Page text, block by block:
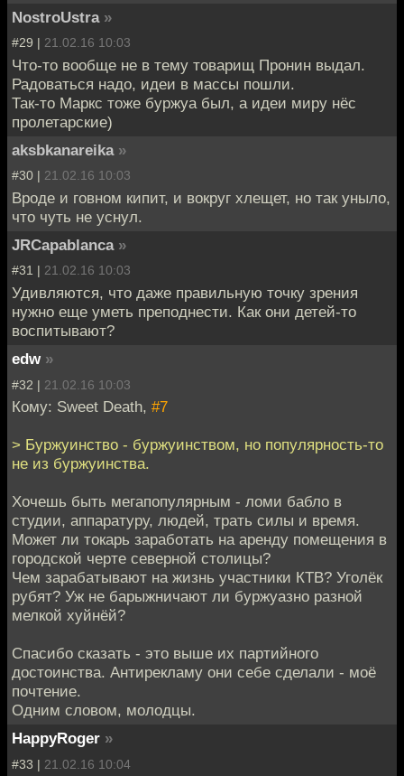
NostroUstra »
#29 | 21.02.16 10:03
Что-то вообще не в тему товарищ Пронин выдал.
Радоваться надо, идеи в массы пошли.
Так-то Маркс тоже буржуа был, а идеи миру нёс
пролетарские)
aksbkanareika »
#30 | 21.02.16 10:03
Вроде и говном кипит, и вокруг хлещет, но так уныло,
что чуть не уснул.
JRCapablanca »
#31 | 21.02.16 10:03
Удивляются, что даже правильную точку зрения
нужно еще уметь преподнести. Как они детей-то
воспитывают?
edw »
#32 | 21.02.16 10:03
Кому: Sweet Death, #7
> Буржуинство - буржуинством, но популярность-то
не из буржуинства.
Хочешь быть мегапопулярным - ломи бабло в
студии, аппаратуру, людей, трать силы и время.
Может ли токарь заработать на аренду помещения в
городской черте северной столицы?
Чем зарабатывают на жизнь участники КТВ? Уголёк
рубят? Уж не барыжничают ли буржуазно разной
мелкой хуйнёй?
Спасибо сказать - это выше их партийного
достоинства. Антирекламу они себе сделали - моё
почтение.
Одним словом, молодцы.
HappyRoger »
#33 | 21.02.16 10:04